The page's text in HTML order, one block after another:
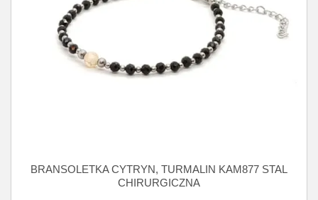
BRANSOLETKA CYTRYN, TURMALIN KAM877 STAL
CHIRURGICZNA